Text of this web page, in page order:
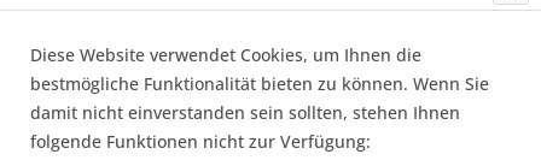
Diese Website verwendet Cookies, um Ihnen die
bestmögliche Funktionalität bieten zu können. Wenn Sie
damit nicht einverstanden sein sollten, stehen Ihnen
folgende Funktionen nicht zur Verfügung: